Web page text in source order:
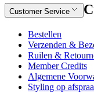
Customer Service
Bestellen
Verzenden &
Ruilen &
Member Credits
Algemene
Styling op